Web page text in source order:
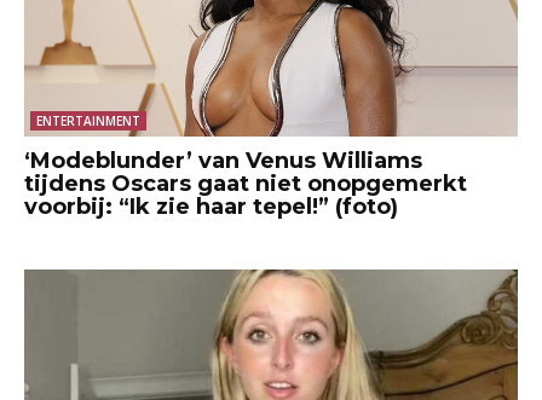
ENTERTAINMENT
‘Modeblunder’ van Venus Williams
tijdens Oscars gaat niet onopgemerkt
voorbij: “Ik zie haar tepel!” (foto)